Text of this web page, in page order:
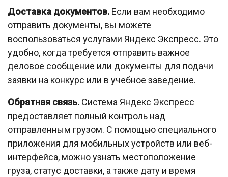
Доставка документов. Если вам необходимо
отправить документы, вы можете
воспользоваться услугами Яндекс Экспресс. Это
удобно, когда требуется отправить важное
деловое сообщение или документы для подачи
заявки на конкурс или в учебное заведение.
Обратная связь. Система Яндекс Экспресс
предоставляет полный контроль над
отправленным грузом. С помощью специального
приложения для мобильных устройств или веб-
интерфейса, можно узнать местоположение
груза, статус доставки, а также дату и время